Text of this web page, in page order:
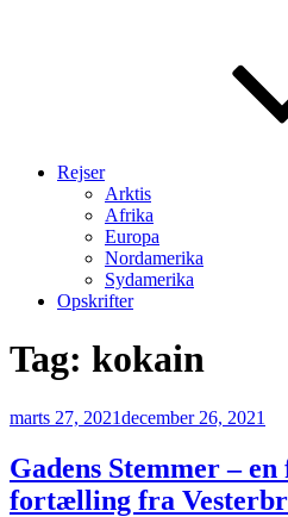
Rejser
Arktis
Afrika
Europa
Nordamerika
Sydamerika
Opskrifter
Tag: kokain
Udgivet
marts 27, 2021december 26, 2021
Gadens Stemmer – en
fortælling fra